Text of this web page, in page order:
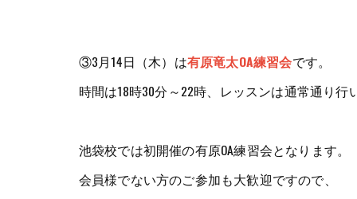
③3月14日（木）は有原竜太OA練習会です。
時間は18時30分～22時、レッスンは通常通り行
池袋校では初開催の有原OA練習会となります。
会員様でない方のご参加も大歓迎ですので、